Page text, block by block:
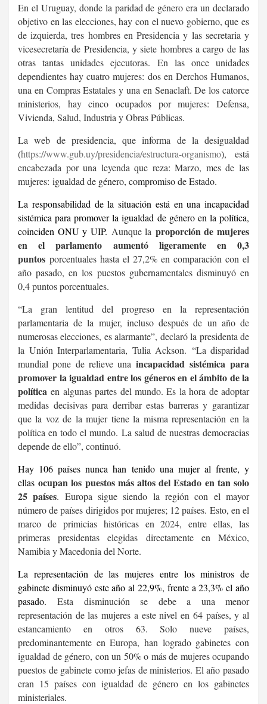
En el Uruguay, donde la paridad de género era un declarado
objetivo en las elecciones, hay con el nuevo gobierno, que es
de izquierda, tres hombres en Presidencia y las secretaria y
vicesecretaría de Presidencia, y siete hombres a cargo de las
otras tantas unidades ejecutoras. En las once unidades
dependientes hay cuatro mujeres: dos en Derchos Humanos,
una en Compras Estatales y una en Senaclaft. De los catorce
ministerios, hay cinco ocupados por mujeres: Defensa,
Vivienda, Salud, Industria y Obras Públicas.
La web de presidencia, que informa de la desigualdad
(https://www.gub.uy/presidencia/estructura-organismo), está
encabezada por una leyenda que reza: Marzo, mes de las
mujeres: igualdad de género, compromiso de Estado.
La responsabilidad de la situación está en una incapacidad
sistémica para promover la igualdad de género en la política,
coinciden ONU y UIP. Aunque la proporción de mujeres
en el parlamento aumentó ligeramente en 0,3
puntos porcentuales hasta el 27,2% en comparación con el
año pasado, en los puestos gubernamentales disminuyó en
0,4 puntos porcentuales.
“La gran lentitud del progreso en la representación
parlamentaria de la mujer, incluso después de un año de
numerosas elecciones, es alarmante”, declaró la presidenta de
la Unión Interparlamentaria, Tulia Ackson. “La disparidad
mundial pone de relieve unaincapacidad sistémicapara
promover la igualdad entre los géneros en el ámbito de la
políticaen algunas partes del mundo. Es la hora de adoptar
medidas decisivas para derribar estas barreras y garantizar
que la voz de la mujer tiene la misma representación en la
política en todo el mundo. La salud de nuestras democracias
depende de ello”, continuó.
Hay 106 países nunca han tenido una mujer al frente, y
ellasocupan los puestos más altos del Estado en tan solo
25 países. Europa sigue siendo la región con el mayor
número de países dirigidos por mujeres; 12 países. Esto, en el
marco de primicias históricas en 2024, entre ellas, las
primeras presidentas elegidas directamente en México,
Namibia y Macedonia del Norte.
La representación de las mujeres entre los ministros de
gabinete disminuyó este año al 22,9%, frente a 23,3% el año
pasado.Esta disminución se debe a una menor
representación de las mujeres a este nivel en 64 países, y al
estancamiento en otros 63. Solo nueve países,
predominantemente en Europa, han logrado gabinetes con
igualdad de género, con un 50% o más de mujeres ocupando
puestos de gabinete como jefas de ministerios. El año pasado
eran 15 países con igualdad de género en los gabinetes
ministeriales.